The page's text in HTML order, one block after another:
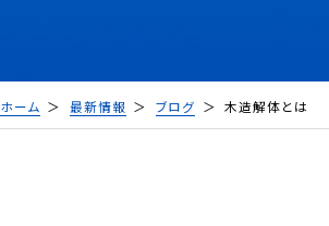
ホーム 最新情報 ブログ 木造解体とは